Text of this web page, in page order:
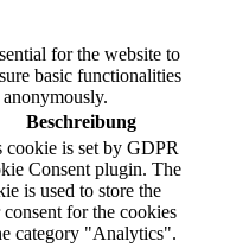
for the website to
basic functionalities
Beschreibung
cookie is set by GDPR
Consent plugin. The
is used to store the
consent for the cookies
category "Analytics".